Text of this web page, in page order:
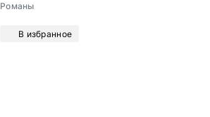
Романы
В избранное